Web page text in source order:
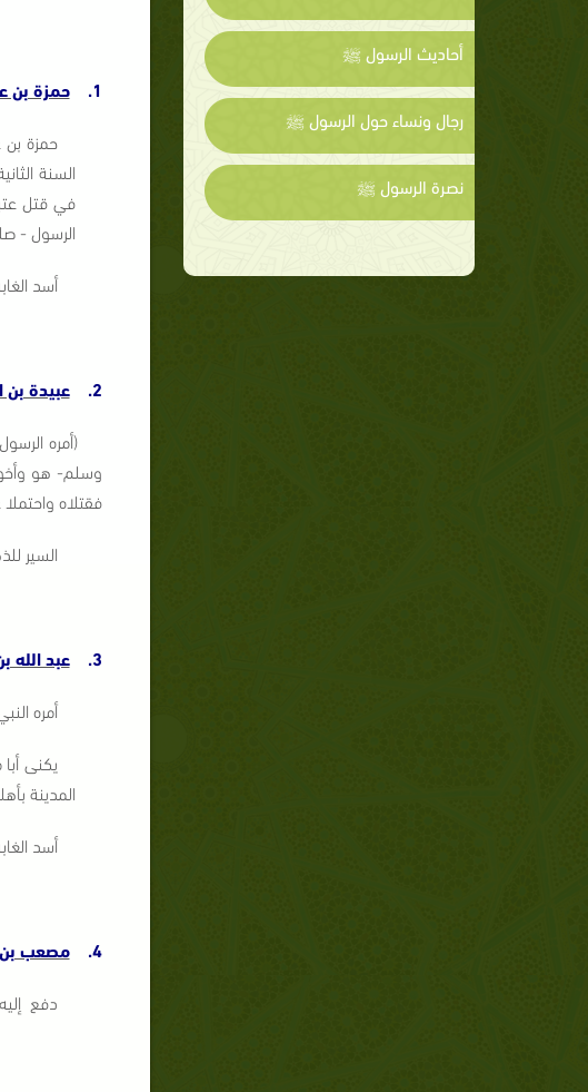
أحاديث الرسول ﷺ
رجال ونساء حول الرسول ﷺ
نصرة الرسول ﷺ
1. حمزة بن
حمزة
السنة
الرسول -
أسد الغابة (1/228-232)، سير أعلام النبلاء (1/
2. عبيدة بن
وسلم- هو
فقتلاه
السير للذهبي (1/256)، أسد الغابة
3. عبد
أمره
يكنى
المدينة
أسد الغابة (3/90)،
4. مصعب بن
دفع